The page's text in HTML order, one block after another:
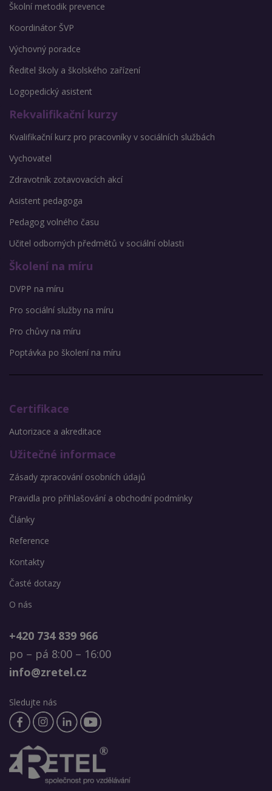
Školní metodik prevence
Koordinátor ŠVP
Výchovný poradce
Ředitel školy a školského zařízení
Logopedický asistent
Rekvalifikační kurzy
Kvalifikační kurz pro pracovníky v sociálních službách
Vychovatel
Zdravotník zotavovacích akcí
Asistent pedagoga
Pedagog volného času
Učitel odborných předmětů v sociální oblasti
Školení na míru
DVPP na míru
Pro sociální služby na míru
Pro chůvy na míru
Poptávka po školení na míru
Certifikace
Autorizace a akreditace
Užitečné informace
Zásady zpracování osobních údajů
Pravidla pro přihlašování a obchodní podmínky
Články
Reference
Kontakty
Časté dotazy
O nás
+420 734 839 966
po – pá 8:00 – 16:00
info@zretel.cz
Sledujte nás